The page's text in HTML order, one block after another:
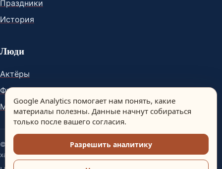
Праздники
История
Люди
Актёры
Футболисты
Музыканты
© Spain Dream. Материалы сайта носят информационный
характер.
Google Analytics помогает нам понять, какие
материалы полезны. Данные начнут собираться
только после вашего согласия.
Разрешить аналитику